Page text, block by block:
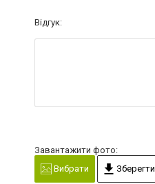
Відгук:
Завантажити фото:
Вибрати
Зберегти